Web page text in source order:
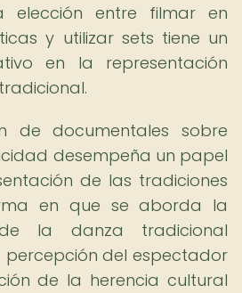
elección entre filmar en
y utilizar sets tiene un
en la representación
de documentales sobre
desempeña un papel
de las tradiciones
en que se aborda la
de la danza tradicional
percepción del espectador
de la herencia cultural